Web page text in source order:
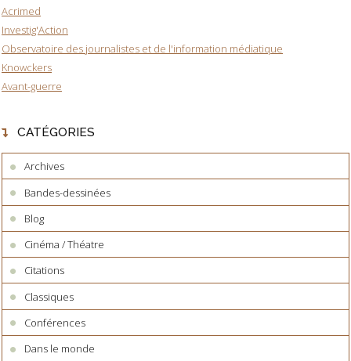
Acrimed
Investig'Action
Observatoire des journalistes et de l'information médiatique
Knowckers
Avant-guerre
CATÉGORIES
Archives
Bandes-dessinées
Blog
Cinéma / Théatre
Citations
Classiques
Conférences
Dans le monde